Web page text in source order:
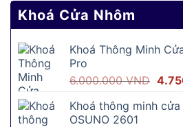
Khoá Cửa Nhôm
Khoá Thông Minh
Pro
6.000.000VND Giá
là:
Khoá thông minh
OSUNO 2601